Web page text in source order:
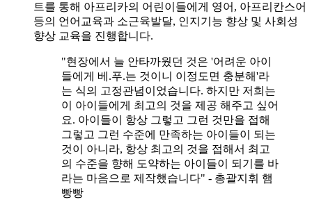
트를 통해 아프리카의 어린이들에게 영어, 아프리칸스어
등의 언어교육과 소근육발달, 인지기능 향상 및 사회성
향상 교육을 진행합니다.
"현장에서 늘 안타까웠던 것은 '어려운 아이
들에게 베.푸.는 것이니 이정도면 충분해'라
는 식의 고정관념이었습니다. 하지만 저희는
이 아이들에게 최고의 것을 제공 해주고 싶어
요. 아이들이 항상 그렇고 그런 것만을 접해
그렇고 그런 수준에 만족하는 아이들이 되는
것이 아니라, 항상 최고의 것을 접해서 최고
의 수준을 향해 도약하는 아이들이 되기를 바
라는 마음으로 제작했습니다" - 총괄지휘 햄
빵빵